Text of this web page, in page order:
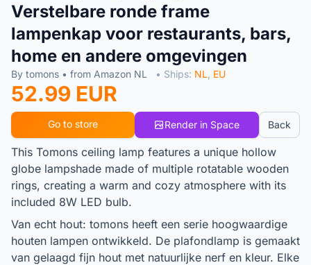
Verstelbare ronde frame
lampenkap voor restaurants, bars,
home en andere omgevingen
By tomons • from Amazon NL • Ships: NL EU
52.99 EUR
Go to store Render in Space Back
This Tomons ceiling lamp features a unique hollow
globe lampshade made of multiple rotatable wooden
rings, creating a warm and cozy atmosphere with its
included 8W LED bulb.
Van echt hout: tomons heeft een serie hoogwaardige
houten lampen ontwikkeld. De plafondlamp is gemaakt
van gelaagd fijn hout met natuurlijke nerf en kleur. Elke